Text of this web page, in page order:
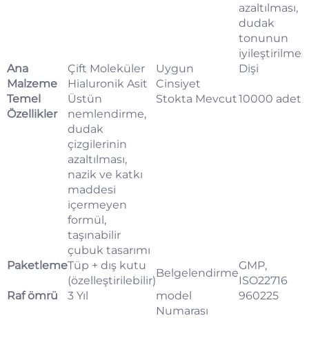
azaltılması,
dudak
tonunun
iyileştirilmesi
Ana
Malzeme
Çift Moleküler
Hialuronik Asit
Uygun
Cinsiyet
Dişi
Temel
Özellikler
Üstün
nemlendirme,
dudak
çizgilerinin
azaltılması,
nazik ve katkı
maddesi
içermeyen
formül,
taşınabilir
çubuk tasarımı
Stokta Mevcut10000 adet
PaketlemeTüp + dış kutu
(özelleştirilebilir)
Belgelendirme
GMP,
ISO22716
Raf ömrü
3 Yıl
model
Numarası
960225